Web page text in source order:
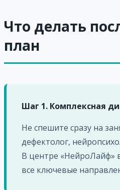
Что делать
план
Шаг 1. Комплексная
Не спешите сразу на
дефектолог,
В центре «НейроЛайф»
все ключевые